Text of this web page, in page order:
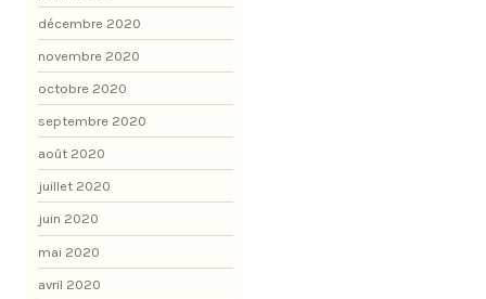
décembre 2020
novembre 2020
octobre 2020
septembre 2020
août 2020
juillet 2020
juin 2020
mai 2020
avril 2020